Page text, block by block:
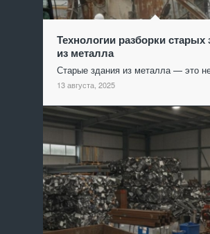
Технологии разборки старых
из металла
Старые здания из металла — это
13 августа, 2025